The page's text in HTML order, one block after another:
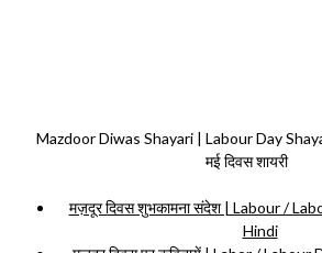
Mazdoor Diwas Shayari | Labour Day
मई दिवस शायरी
मज़दूर दिवस शुभकामना संदेश | Labour /
Hindi